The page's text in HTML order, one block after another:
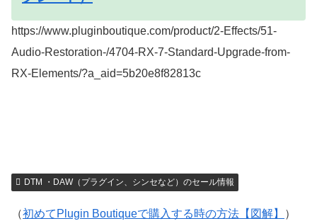
https://www.pluginboutique.com/product/2-Effects/51-
Audio-Restoration-/4704-RX-7-Standard-Upgrade-from-
RX-Elements/?a_aid=5b20e8f82813c
DTM ・DAW（プラグイン、シンセなど）のセール情報
（初めてPlugin Boutiqueで購入する時の方法【図解】 ）